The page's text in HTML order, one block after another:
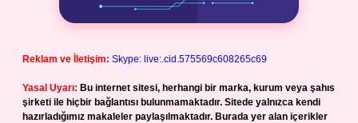
Reklam ve İletişim: Skype: live:.cid.575569c608265c69
Yasal Uyarı: Bu internet sitesi, herhangi bir marka, kurum veya şahıs
şirketi ile hiçbir bağlantısı bulunmamaktadır. Sitede yalnızca kendi
hazırladığımız makaleler paylaşılmaktadır. Burada yer alan içerikler